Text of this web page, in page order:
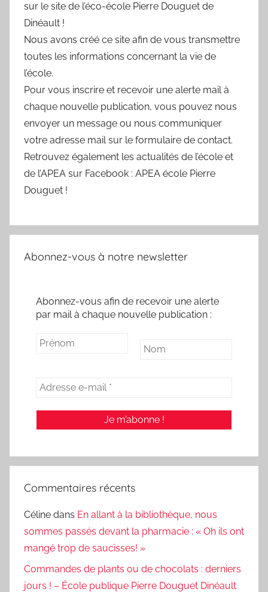
sur le site de l’éco-école Pierre Douguet de
Dinéault !
Nous avons créé ce site afin de vous transmettre
toutes les informations concernant la vie de
l’école.
Pour vous inscrire et recevoir une alerte mail à
chaque nouvelle publication, vous pouvez nous
envoyer un message ou nous communiquer
votre adresse mail sur le formulaire de contact.
Retrouvez également les actualités de l’école et
de l’APEA sur Facebook : APEA école Pierre
Douguet !
Abonnez-vous à notre newsletter
Abonnez-vous afin de recevoir une alerte
par mail à chaque nouvelle publication :
Commentaires récents
Céline dans En allant à la bibliothèque, nous
sommes passés devant la pharmacie : « Oh ils ont
mangé trop de saucisses! »
Commandes de plants ou de chocolats : derniers
jours ! – École publique Pierre Douguet Dinéault